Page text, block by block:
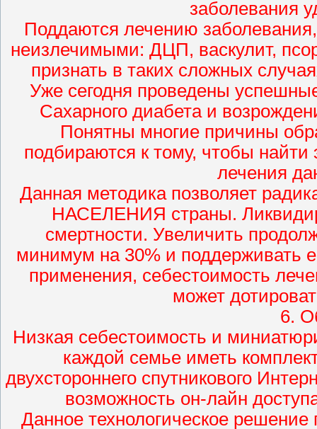
заболевания
Поддаются лечению
неизлечимыми: ДЦП, васкулит,
признать в таких сложных
Уже сегодня проведены
Сахарного диабета и
Понятны многие причины
подбираются к тому, чтобы
лечения
Данная методика позволяет
НАСЕЛЕНИЯ страны.
смертности. Увеличить
минимум на 30% и поддерживать
применения, себестоимость
может
6.
Низкая себестоимость и
каждой семье иметь
двухстороннего спутникового
возможность он-лайн
Данное технологическое решение